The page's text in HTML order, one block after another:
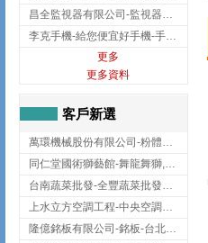
昌全監視器有限公司-監視器安裝,高雄監視器安裝,鳳山區監視器安裝
李克手機-給您便宜好手機-手機收購,屏東手機收購
更多
更多資料
客戶新選
萬環機械股份有限公司-粉體塗裝設備,輸送機,輸送機設備,台南輸送機
同仁堂國術獅藝館-舞龍舞獅,台中舞龍舞獅
台南蔬菜批發-全豐蔬菜批發專送/台南蔬菜箱宅配到府
上水立方空調工程-中央空調規劃,台北中央空調規劃
隆億銘板有限公司-銘板-台北銘板-板橋銘板